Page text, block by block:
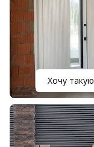
Хочу такую